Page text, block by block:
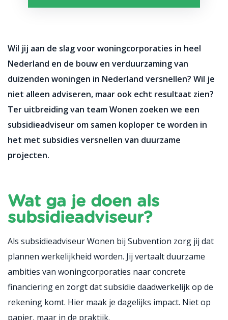
Wil jij aan de slag voor woningcorporaties in heel
Nederland en de bouw en verduurzaming van
duizenden woningen in Nederland versnellen? Wil je
niet alleen adviseren, maar ook echt resultaat zien?
Ter uitbreiding van team Wonen zoeken we een
subsidieadviseur om samen koploper te worden in
het met subsidies versnellen van duurzame
projecten.
Wat ga je doen als
subsidieadviseur?
Als subsidieadviseur Wonen bij Subvention zorg jij dat
plannen werkelijkheid worden. Jij vertaalt duurzame
ambities van woningcorporaties naar concrete
financiering en zorgt dat subsidie daadwerkelijk op de
rekening komt. Hier maak je dagelijks impact. Niet op
papier, maar in de praktijk.